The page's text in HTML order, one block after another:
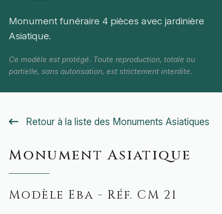
Monument funéraire 4 pièces avec jardinière
Asiatique.
Ce modèle est protégé. Toute reproduction, totale ou
partielle, sans autorisation, est strictement interdite.
Retour à la liste des Monuments Asiatiques
Monument Asiatique
Modèle Eba - Réf. CM 21